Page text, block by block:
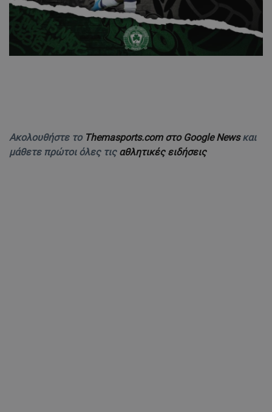
Ακολουθήστε το Themasports.com στο Google Newsκαι
μάθετε πρώτοι όλες τις αθλητικές ειδήσεις